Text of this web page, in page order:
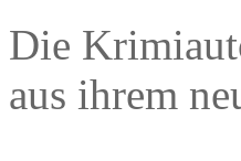
Die
aus ihrem